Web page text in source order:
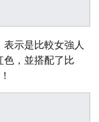
示是比較女強人
色，並搭配了比